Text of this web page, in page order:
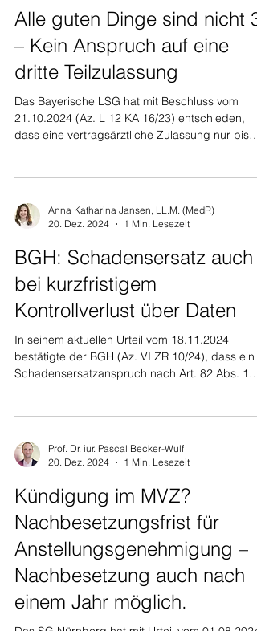
Alle guten Dinge sind nicht 3
– Kein Anspruch auf eine
dritte Teilzulassung
Das Bayerische LSG hat mit Beschluss vom
21.10.2024 (Az. L 12 KA 16/23) entschieden,
dass eine vertragsärztliche Zulassung nur bis
Anna Katharina Jansen, LL.M. (MedR)
20. Dez. 2024
1 Min. Lesezeit
BGH: Schadensersatz auch
bei kurzfristigem
Kontrollverlust über Daten
In seinem aktuellen Urteil vom 18.11.2024
bestätigte der BGH (Az. VI ZR 10/24), dass ein
Schadensersatzanspruch nach Art. 82 Abs. 1
Prof. Dr. iur. Pascal Becker-Wulf
20. Dez. 2024
1 Min. Lesezeit
Kündigung im MVZ?
Nachbesetzungsfrist für
Anstellungsgenehmigung –
Nachbesetzung auch nach
einem Jahr möglich.